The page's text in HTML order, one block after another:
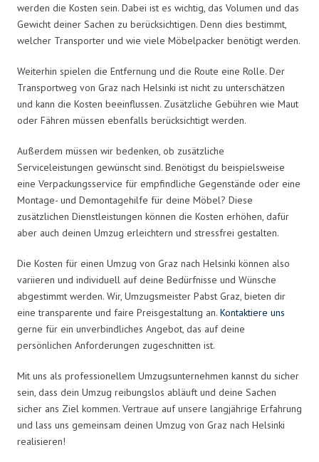
werden die Kosten sein. Dabei ist es wichtig, das Volumen und das
Gewicht deiner Sachen zu berücksichtigen. Denn dies bestimmt,
welcher Transporter und wie viele Möbelpacker benötigt werden.
Weiterhin spielen die Entfernung und die Route eine Rolle. Der
Transportweg von Graz nach Helsinki ist nicht zu unterschätzen
und kann die Kosten beeinflussen. Zusätzliche Gebühren wie Maut
oder Fähren müssen ebenfalls berücksichtigt werden.
Außerdem müssen wir bedenken, ob zusätzliche
Serviceleistungen gewünscht sind. Benötigst du beispielsweise
eine Verpackungsservice für empfindliche Gegenstände oder eine
Montage- und Demontagehilfe für deine Möbel? Diese
zusätzlichen Dienstleistungen können die Kosten erhöhen, dafür
aber auch deinen Umzug erleichtern und stressfrei gestalten.
Die Kosten für einen Umzug von Graz nach Helsinki können also
variieren und individuell auf deine Bedürfnisse und Wünsche
abgestimmt werden. Wir, Umzugsmeister Pabst Graz, bieten dir
eine transparente und faire Preisgestaltung an. Kontaktiere uns
gerne für ein unverbindliches Angebot, das auf deine
persönlichen Anforderungen zugeschnitten ist.
Mit uns als professionellem Umzugsunternehmen kannst du sicher
sein, dass dein Umzug reibungslos abläuft und deine Sachen
sicher ans Ziel kommen. Vertraue auf unsere langjährige Erfahrung
und lass uns gemeinsam deinen Umzug von Graz nach Helsinki
realisieren!